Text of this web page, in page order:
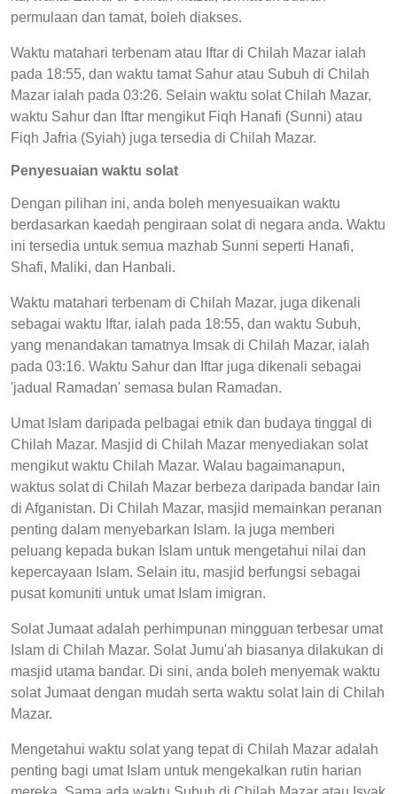
permulaan dan tamat, boleh diakses.
Waktu matahari terbenam atau Iftar di Chilah Mazar ialah
pada 18:55, dan waktu tamat Sahur atau Subuh di Chilah
Mazar ialah pada 03:26. Selain waktu solat Chilah Mazar,
waktu Sahur dan Iftar mengikut Fiqh Hanafi (Sunni) atau
Fiqh Jafria (Syiah) juga tersedia di Chilah Mazar.
Penyesuaian waktu solat
Dengan pilihan ini, anda boleh menyesuaikan waktu
berdasarkan kaedah pengiraan solat di negara anda. Waktu
ini tersedia untuk semua mazhab Sunni seperti Hanafi,
Shafi, Maliki, dan Hanbali.
Waktu matahari terbenam di Chilah Mazar, juga dikenali
sebagai waktu Iftar, ialah pada 18:55, dan waktu Subuh,
yang menandakan tamatnya Imsak di Chilah Mazar, ialah
pada 03:16. Waktu Sahur dan Iftar juga dikenali sebagai
'jadual Ramadan' semasa bulan Ramadan.
Umat Islam daripada pelbagai etnik dan budaya tinggal di
Chilah Mazar. Masjid di Chilah Mazar menyediakan solat
mengikut waktu Chilah Mazar. Walau bagaimanapun,
waktus solat di Chilah Mazar berbeza daripada bandar lain
di Afganistan. Di Chilah Mazar, masjid memainkan peranan
penting dalam menyebarkan Islam. Ia juga memberi
peluang kepada bukan Islam untuk mengetahui nilai dan
kepercayaan Islam. Selain itu, masjid berfungsi sebagai
pusat komuniti untuk umat Islam imigran.
Solat Jumaat adalah perhimpunan mingguan terbesar umat
Islam di Chilah Mazar. Solat Jumu'ah biasanya dilakukan di
masjid utama bandar. Di sini, anda boleh menyemak waktu
solat Jumaat dengan mudah serta waktu solat lain di Chilah
Mazar.
Mengetahui waktu solat yang tepat di Chilah Mazar adalah
penting bagi umat Islam untuk mengekalkan rutin harian